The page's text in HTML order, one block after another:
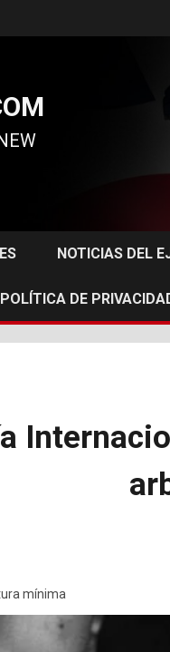
NOTICIAS DEL
POLÍTICA DE
mínima